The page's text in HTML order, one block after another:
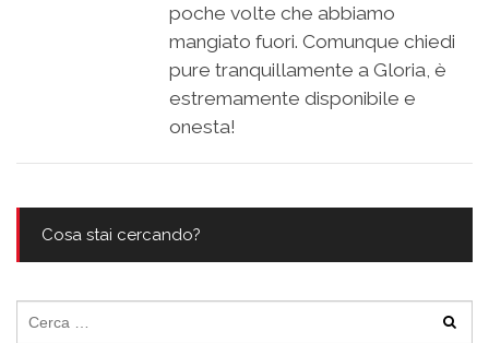
poche volte che abbiamo
mangiato fuori. Comunque chiedi
pure tranquillamente a Gloria, è
estremamente disponibile e
onesta!
Cosa stai cercando?
per: